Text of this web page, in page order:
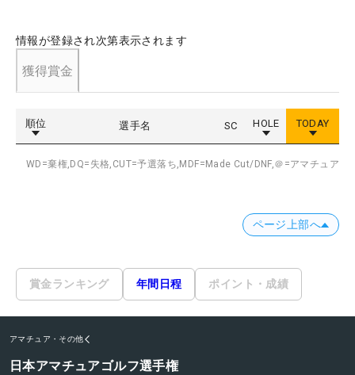
情報が登録され次第表示されます
獲得賞金
順位 選手名 SC HOLE TODAY
WD=棄権, DQ=失格, CUT=予選落ち, MDF=Made Cut/DNF,＠=アマチュア
ページ上部へ
賞金ランキング 年間日程 ポイント・成績
アマチュア・その他
日本アマチュアゴルフ選手権